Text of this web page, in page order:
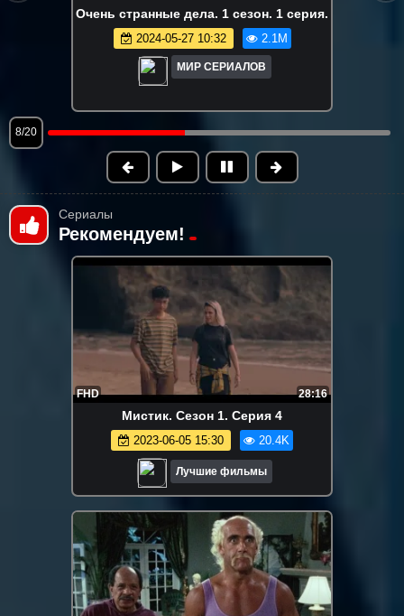
Вне кампуса. Все серии
2026-05-20 13:40
МИР СЕРИАЛОВ
9/20
Сериалы
Рекомендуем!
FHD 28:16
Мистик. Сезон 1. Серия 4
2023-06-05 15:30 20.4K
Лучшие фильмы